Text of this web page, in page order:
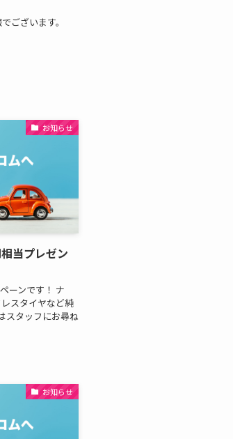
ございます。
お知らせ
当プレゼン
ーンです！ ナ
スタイヤなど純
スタッフにお尋ね
お知らせ